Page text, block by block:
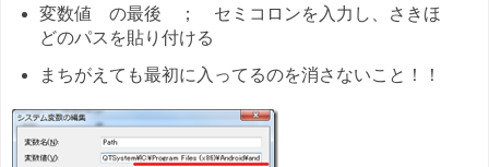
変数値 の最後 ； セミコロンを入力し、さきほ
どのパスを貼り付ける
まちがえても最初に入ってるのを消さないこと！！